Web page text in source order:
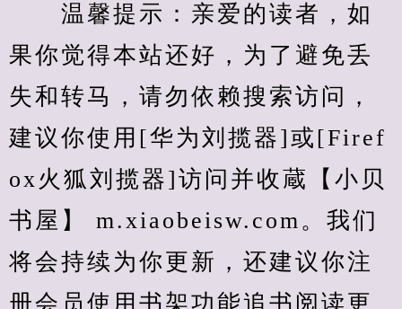
温馨提示：亲爱的读者，如
果你觉得本站还好，为了避免丢
失和转马，请勿依赖搜索访问，
建议你使用[华为刘揽器]或[Firef
ox火狐刘揽器]访问并收蔵【小贝
书屋】 m.xiaobeisw.com。我们
将会持续为你更新，还建议你注
册会员使用书架功能追书阅读更